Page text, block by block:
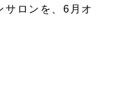
サロンを、6月オ